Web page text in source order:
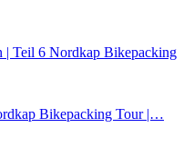
| Teil 6 Nordkap Bikepacking
Bikepacking Tour |…